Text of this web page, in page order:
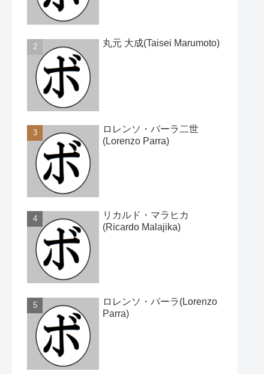
丸元 大成(Taisei Marumoto)
ロレンソ・パーラ二世
(Lorenzo Parra)
リカルド・マラヒカ
(Ricardo Malajika)
ロレンソ・パーラ(Lorenzo
Parra)